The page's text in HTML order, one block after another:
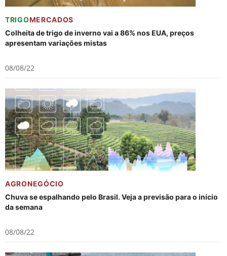
TRIGOMERCADOS
Colheita de trigo de inverno vai a 86% nos EUA, preços
apresentam variações mistas
08/08/22
AGRONEGÓCIO
Chuva se espalhando pelo Brasil. Veja a previsão para o início
da semana
08/08/22